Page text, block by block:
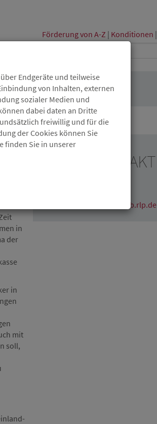
Förderung von A-Z | Konditionen |
in
der
in
mit
soll,
PRESSEKONTAKT
claudia.wichmann@isb.rlp.de
Endgeräte und teilweise
von Inhalten, externen
sozialer Medien und
dabei daten an Dritte
freiwillig und für die
der Cookies können Sie
finden Sie in unserer